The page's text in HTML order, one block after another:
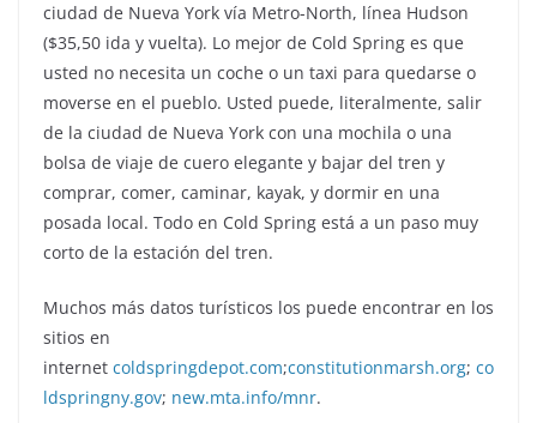
ciudad de Nueva York vía Metro-North, línea Hudson
($35,50 ida y vuelta). Lo mejor de Cold Spring es que
usted no necesita un coche o un taxi para quedarse o
moverse en el pueblo. Usted puede, literalmente, salir
de la ciudad de Nueva York con una mochila o una
bolsa de viaje de cuero elegante y bajar del tren y
comprar, comer, caminar, kayak, y dormir en una
posada local. Todo en Cold Spring está a un paso muy
corto de la estación del tren.
Muchos más datos turísticos los puede encontrar en los
sitios en
internet coldspringdepot.com;constitutionmarsh.org; co
ldspringny.gov; new.mta.info/mnr.